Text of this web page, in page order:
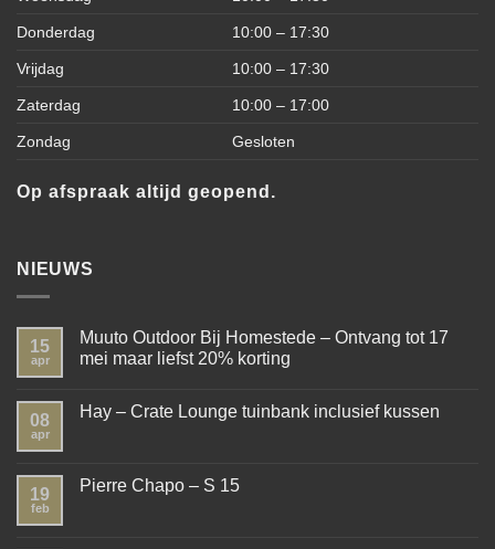
Donderdag 10:00 – 17:30
Vrijdag 10:00 – 17:30
Zaterdag 10:00 – 17:00
Zondag Gesloten
Op afspraak altijd geopend.
NIEUWS
15
apr
Muuto Outdoor Bij Homestede – Ontvang tot 17
mei maar liefst 20% korting
08
apr
Hay – Crate Lounge tuinbank inclusief kussen
19
feb
Pierre Chapo – S 15